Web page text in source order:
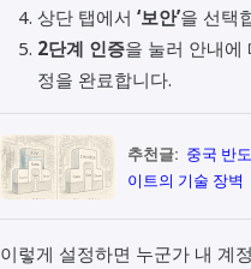
상단 탭에서 ‘보안’을 선택
2단계 인증을 눌러 안내에
정을 완료합니다.
추천글: 중국 반
이트의 기술 장벽
이렇게 설정하면 누군가 내 계